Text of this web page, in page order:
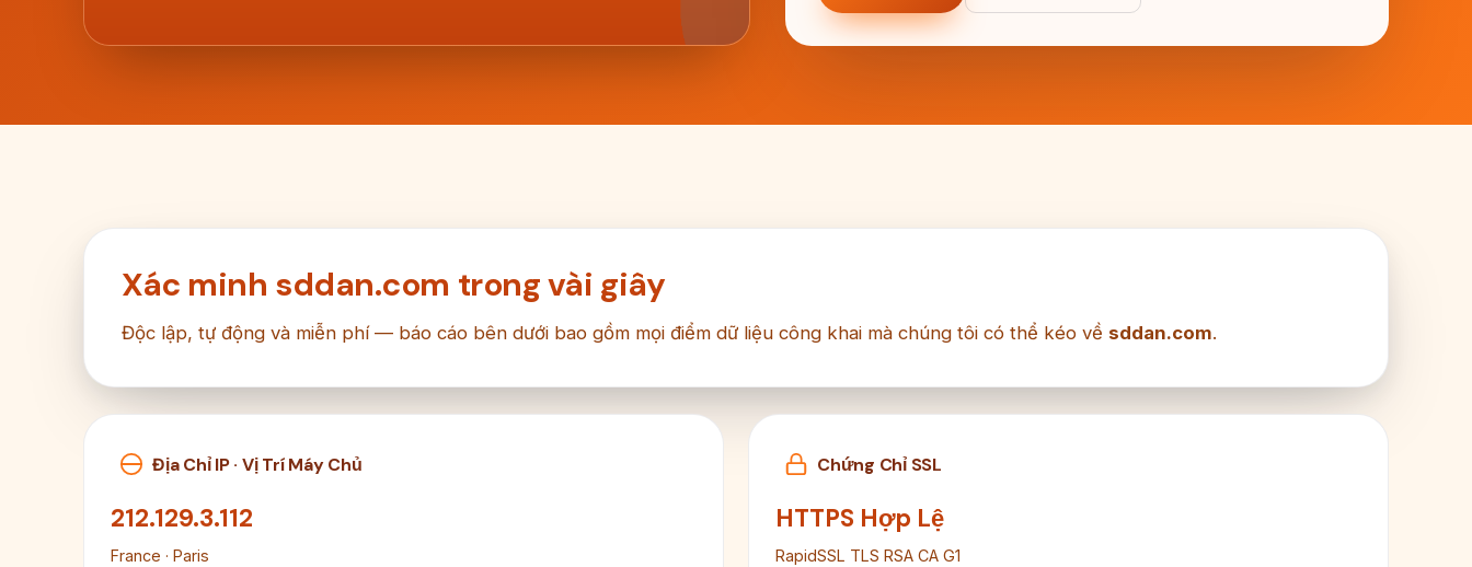
Xác minh sddan.com trong vài giây
Độc lập, tự động và miễn phí — báo cáo bên dưới bao gồm mọi điểm dữ liệu công khai mà chúng tôi có thể kéo về sddan.com.
Địa Chỉ IP · Vị Trí Máy Chủ
212.129.3.112
France · Paris
Chứng Chỉ SSL
HTTPS Hợp Lệ
RapidSSL TLS RSA CA G1